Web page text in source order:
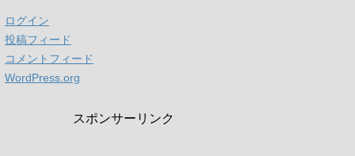
ログイン
投稿フィード
コメントフィード
WordPress.org
スポンサーリンク